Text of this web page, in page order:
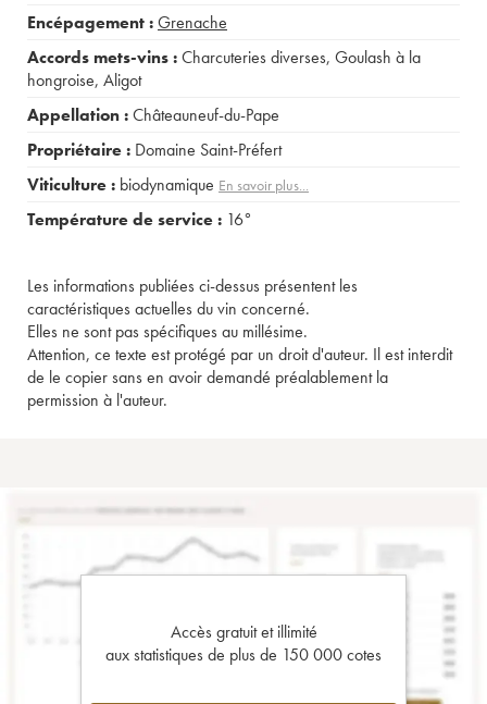
Encépagement :Grenache
Accords mets-vins :Charcuteries diverses, Goulash à la
hongroise, Aligot
Appellation :Châteauneuf-du-Pape
Propriétaire : Domaine Saint-Préfert
Viticulture : biodynamique En savoir plus...
Température de service : 16°
Les informations publiées ci-dessus présentent les
caractéristiques actuelles du vin concerné.
Elles ne sont pas spécifiques au millésime.
Attention, ce texte est protégé par un droit d'auteur. Il est interdit
de le copier sans en avoir demandé préalablement la
permission à l'auteur.
Accès gratuit et illimité
aux statistiques de plus de 150 000 cotes